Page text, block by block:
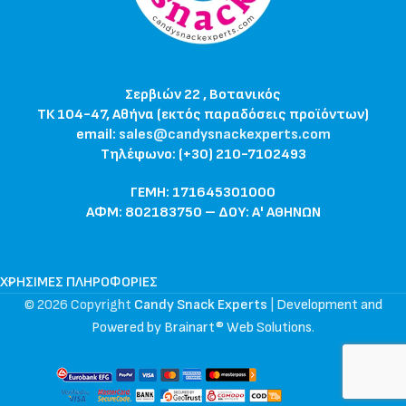
Σερβιών 22 , Βοτανικός
ΤΚ 104-47, Αθήνα (εκτός παραδόσεις προϊόντων)
email: sales@candysnackexperts.com
Τηλέφωνο: (+30) 210-7102493
ΓΕΜΗ: 171645301000
ΑΦΜ: 802183750 – ΔΟΥ: Α' ΑΘΗΝΩΝ
ΧΡΉΣΙΜΕΣ ΠΛΗΡΟΦΟΡΊΕΣ
© 2026 Copyright Candy Snack Experts
Development and
Powered by Brainart® Web Solutions.